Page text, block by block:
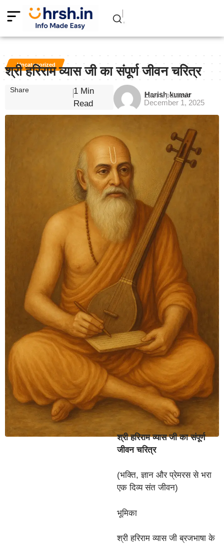
Uncategorized
श्री हरिराम व्यास जी का संपूर्ण जीवन चरित्र
Harish kumar
Last Updated:
December 1, 2025
Share
1 Min
Read
श्री हरिराम व्यास जी का संपूर्ण
जीवन चरित्र
(भक्ति, ज्ञान और प्रेमरस से भरा
एक दिव्य संत जीवन)
भूमिका
श्री हरिराम व्यास जी ब्रजभाषा के